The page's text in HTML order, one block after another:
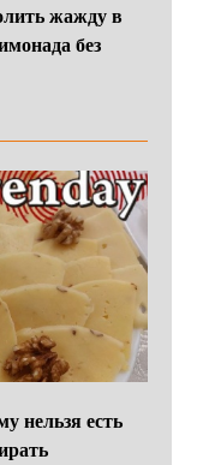
жажду в
без
нельзя есть